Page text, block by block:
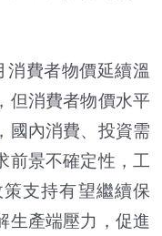
費者物價延續溫
但消費者物價水平
國內消費、投資需
前景不確定性，工
支持有望繼續保
生產端壓力，促進